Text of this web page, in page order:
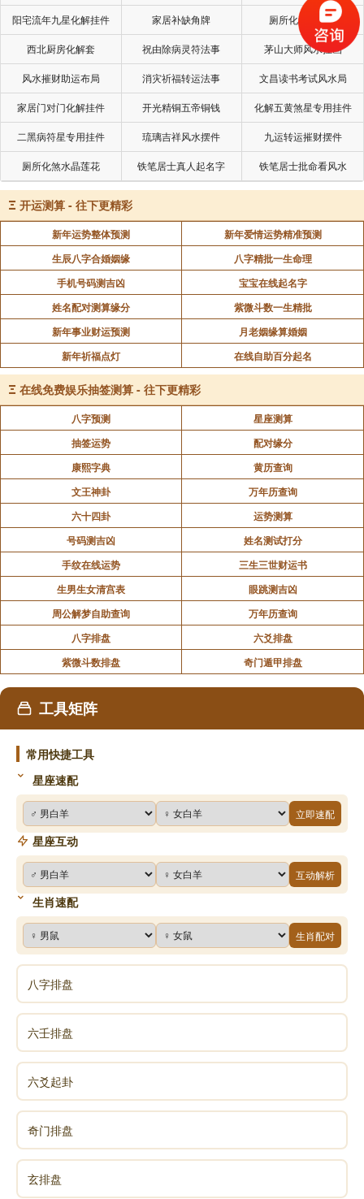
坐财星：财生官杀，通常比较“恋爱脑”，喜欢黏着
对方，愿意为对方花钱。
坐比劫：易有女强男弱、大女子主义倾向。
坐印星：官印相生，丈夫对自己有帮助，感情较
好。
注意：以上表现的强弱需结合整个八.字的喜忌来判
断，本质存在，但表现程度不同。
二、桃花
桃花星：子、午、卯、酉为四大桃花。
查法：以年支或日支来查。
寅、午、戌年，日支见 卯。
申、子、辰年，日支见 酉。
亥、卯、未年，日支见 子。
巳、酉、丑年，日支见 午。
例如：
阳宅流年九星化解挂件 家居补缺角牌 厕所化秽气煞套
西北厨房化解套 祝由除病灵符法事 茅山大师风水挂画
风水摧财助运布局 消灾祈福转运法事 文昌读书考试风水局
家居门对门化解挂件 开光精铜五帝铜钱 化解五黄煞星专用挂件
二黑病符星专用挂件 琉璃吉祥风水摆件 九运转运摧财摆件
厕所化煞水晶莲花 铁笔居士真人起名字 铁笔居士批命看风水
Ξ 开运测算 - 往下更精彩
新年运势整体预测
新年爱情运势精准预测
生辰八字合婚姻缘
八字精批一生命理
手机号码测吉凶
宝宝在线起名字
姓名配对测算缘分
紫微斗数一生精批
新年事业财运预测
月老姻缘算婚姻
新年祈福点灯
在线自助百分起名
Ξ 在线免费娱乐抽签测算 - 往下更精彩
八字预测
星座测算
抽签运势
配对缘分
康熙字典
黄历查询
文王神卦
万年历查询
六十四卦
运势测算
号码测吉凶
姓名测试打分
手纹在线运势
三生三世财运书
生男生女清宫表
眼跳测吉凶
周公解梦自助查询
万年历查询
八字排盘
六爻排盘
紫微斗数排盘
奇门遁甲排盘
工具矩阵
常用快捷工具
星座速配
立即速配
星座互动
互动解析
生肖速配
生肖配对
八字排盘
六壬排盘
六爻起卦
奇门排盘
玄排盘